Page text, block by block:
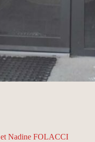
et Nadine FOLACCI